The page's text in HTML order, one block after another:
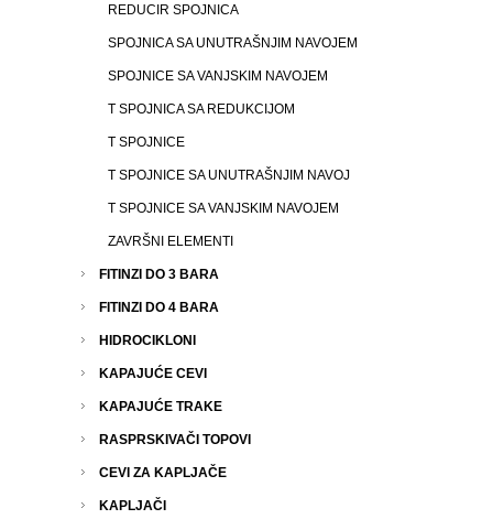
REDUCIR SPOJNICA
SPOJNICA SA UNUTRAŠNJIM NAVOJEM
SPOJNICE SA VANJSKIM NAVOJEM
T SPOJNICA SA REDUKCIJOM
T SPOJNICE
T SPOJNICE SA UNUTRAŠNJIM NAVOJ
T SPOJNICE SA VANJSKIM NAVOJEM
ZAVRŠNI ELEMENTI
FITINZI DO 3 BARA
FITINZI DO 4 BARA
HIDROCIKLONI
KAPAJUĆE CEVI
KAPAJUĆE TRAKE
RASPRSKIVAČI TOPOVI
CEVI ZA KAPLJAČE
KAPLJAČI